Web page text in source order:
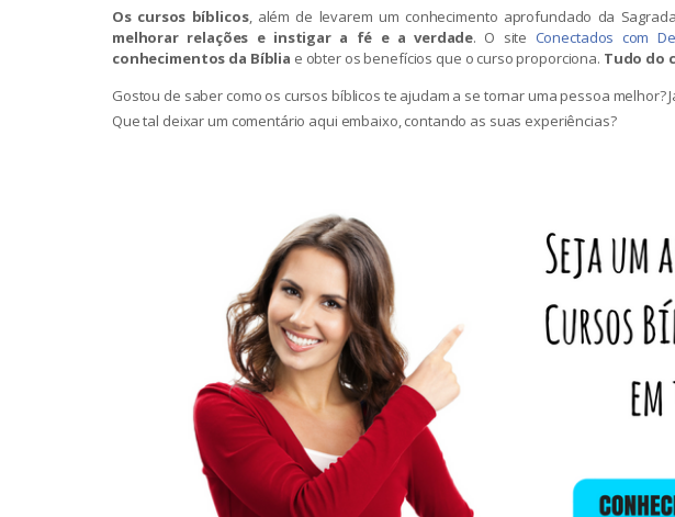
Os cursos bíblicos, além de levarem um conhecimento aprofundado da
melhorar relações e instigar a fé e a verdade. O site Conectados com
conhecimentos da Bíblia e obter os benefícios que o curso proporciona. Tudo do
Gostou de saber como os cursos bíblicos te ajudam a se tornar uma pessoa melhor?
Que tal deixar um comentário aqui embaixo, contando as suas experiências?